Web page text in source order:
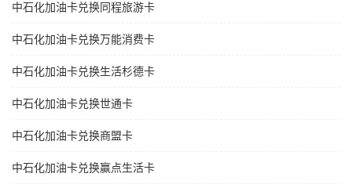
中石化加油卡兑换同程旅游卡
中石化加油卡兑换万能消费卡
中石化加油卡兑换生活杉德卡
中石化加油卡兑换世通卡
中石化加油卡兑换商盟卡
中石化加油卡兑换赢点生活卡